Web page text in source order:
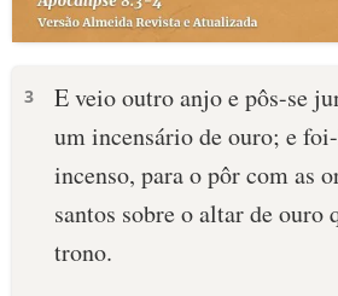
3
E veio outro anjo e pôs-se
um incensário de ouro; e
incenso, para o pôr com as
santos sobre o altar de ouro
trono.